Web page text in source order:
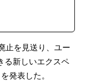
止を見送り、ユー
る新しいエクスペ
発表した。